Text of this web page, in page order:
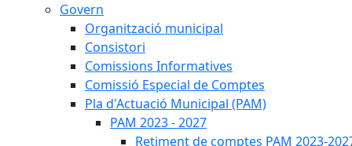
Govern
Organització municipal
Consistori
Comissions Informatives
Comissió Especial de Comptes
Pla d'Actuació Municipal (PAM)
PAM 2023 - 2027
Retiment de comptes PAM 2023-